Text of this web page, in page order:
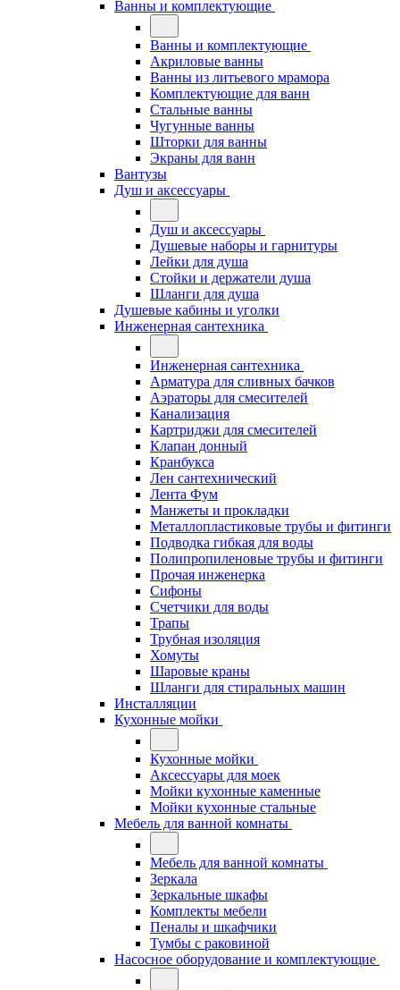
Ванны и комплектующие
Ванны и комплектующие
Акриловые ванны
Ванны из литьевого мрамора
Комплектующие для ванн
Стальные ванны
Чугунные ванны
Шторки для ванны
Экраны для ванн
Вантузы
Душ и аксессуары
Душ и аксессуары
Душевые наборы и гарнитуры
Лейки для душа
Стойки и держатели душа
Шланги для душа
Душевые кабины и уголки
Инженерная сантехника
Инженерная сантехника
Арматура для сливных бачков
Аэраторы для смесителей
Канализация
Картриджи для смесителей
Клапан донный
Кранбукса
Лен сантехнический
Лента Фум
Манжеты и прокладки
Металлопластиковые трубы и фитинги
Подводка гибкая для воды
Полипропиленовые трубы и фитинги
Прочая инженерка
Сифоны
Счетчики для воды
Трапы
Трубная изоляция
Хомуты
Шаровые краны
Шланги для стиральных машин
Инсталляции
Кухонные мойки
Кухонные мойки
Аксессуары для моек
Мойки кухонные каменные
Мойки кухонные стальные
Мебель для ванной комнаты
Мебель для ванной комнаты
Зеркала
Зеркальные шкафы
Комплекты мебели
Пеналы и шкафчики
Тумбы с раковиной
Насосное оборудование и комплектующие